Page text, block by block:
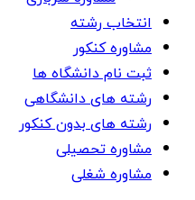
انتخاب رشته
مشاوره کنکور
ثبت نام دانشگاه ها
رشته های دانشگاهی
رشته های بدون کنکور
مشاوره تحصیلی
مشاوره شغلی